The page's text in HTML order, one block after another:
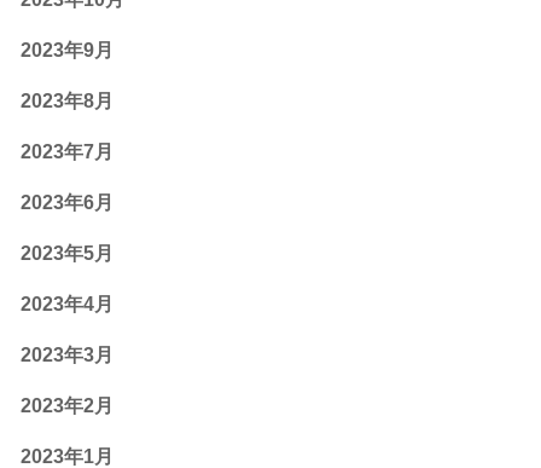
2023年9月
2023年8月
2023年7月
2023年6月
2023年5月
2023年4月
2023年3月
2023年2月
2023年1月